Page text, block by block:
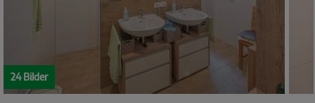
24 Bilder